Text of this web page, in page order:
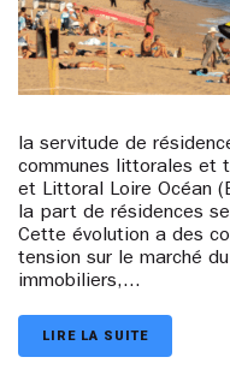
la servitude de
communes littorales et
et Littoral Loire Océan
la part de résidences
Cette évolution a des
tension sur le marché
immobiliers,...
LIRE LA SUITE